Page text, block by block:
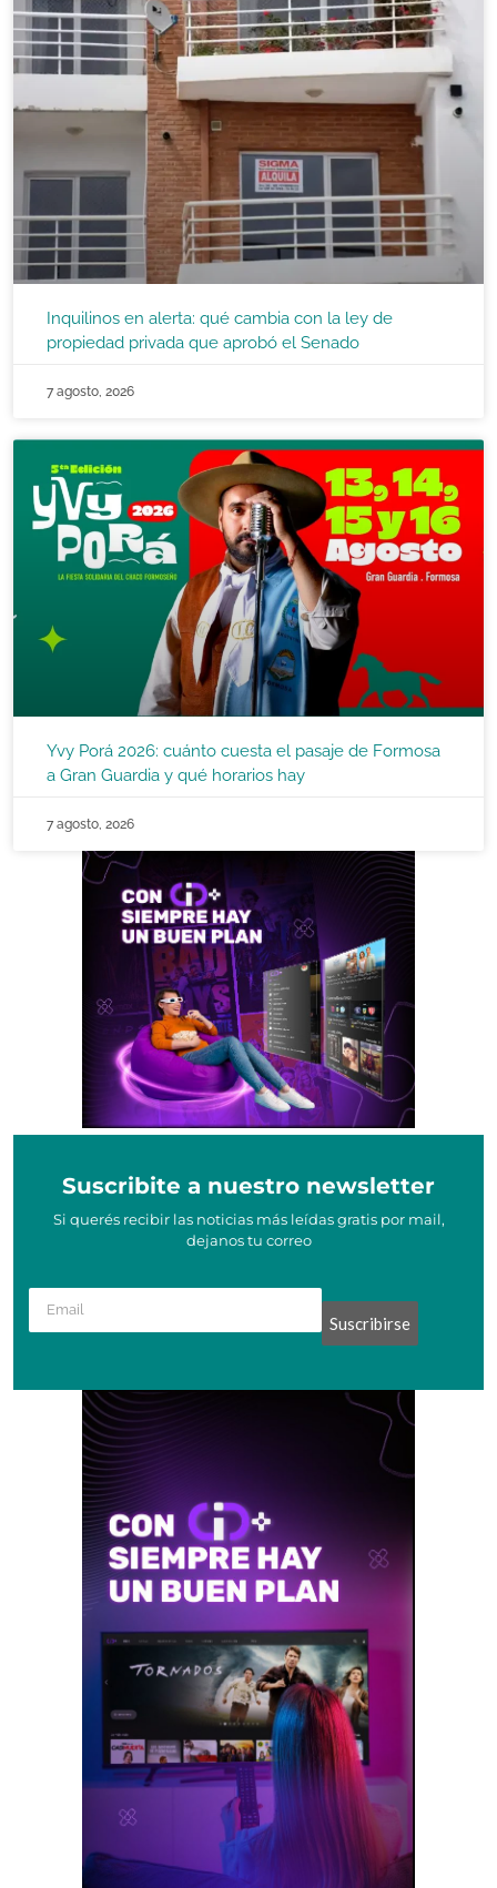
Inquilinos en alerta: qué cambia con la ley de
propiedad privada que aprobó el Senado
7 agosto, 2026
Yvy Porá 2026: cuánto cuesta el pasaje de Formosa
a Gran Guardia y qué horarios hay
7 agosto, 2026
Suscribite a nuestro newsletter
Si querés recibir las noticias más leídas gratis por mail,
dejanos tu correo
Suscribirse